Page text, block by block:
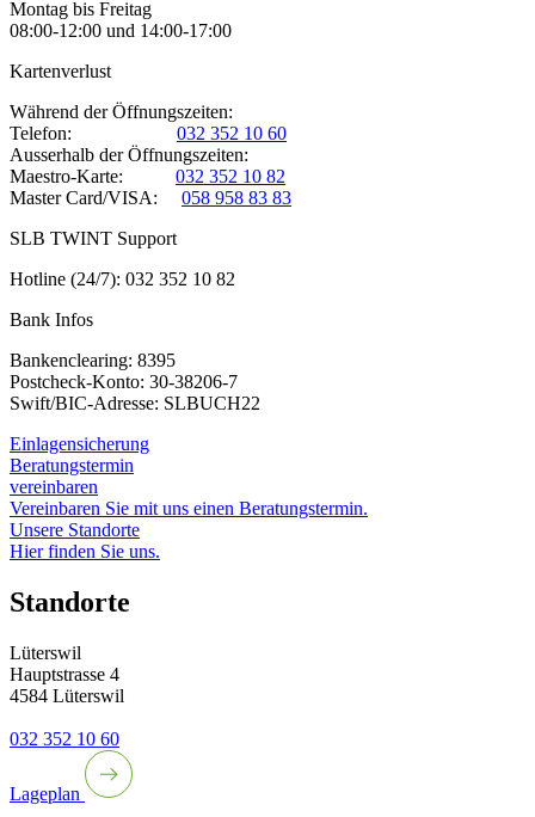
Montag bis Freitag
08:00-12:00 und 14:00-17:00
Kartenverlust
Während der Öffnungszeiten:
Telefon: 032 352 10 60
Ausserhalb der Öffnungszeiten:
Maestro-Karte: 032 352 10 82
Master Card/VISA: 058 958 83 83
SLB TWINT Support
Hotline (24/7): 032 352 10 82
Bank Infos
Bankenclearing: 8395
Postcheck-Konto: 30-38206-7
Swift/BIC-Adresse: SLBUCH22
Einlagensicherung
Beratungstermin
vereinbaren
Vereinbaren Sie mit uns einen Beratungstermin.
Unsere Standorte
Hier finden Sie uns.
Standorte
Lüterswil
Hauptstrasse 4
4584 Lüterswil
032 352 10 60
Lageplan